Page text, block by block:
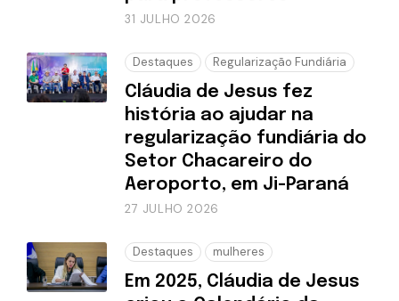
31 JULHO 2026
Destaques Regularização Fundiária
Cláudia de Jesus fez
história ao ajudar na
regularização fundiária do
Setor Chacareiro do
Aeroporto, em Ji-Paraná
27 JULHO 2026
Destaques mulheres
Em 2025, Cláudia de Jesus